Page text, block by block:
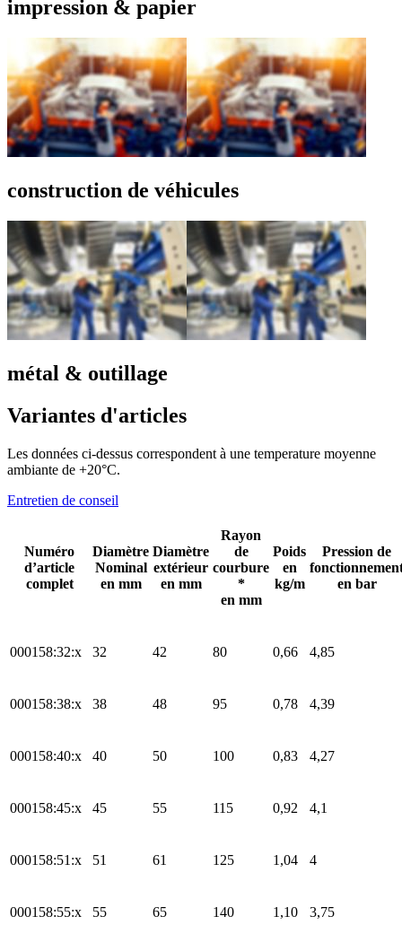
impression & papier
construction de véhicules
métal & outillage
Variantes d'articles
Les données ci-dessus correspondent à une temperature moyenne
ambiante de +20°C.
Entretien de conseil
Numéro
d’article
complet
Diamètre
Nominal
en mm
Diamètre
extérieur
en mm
Rayon
de
courbure
*
en mm
Poids
en
kg/m
Pression de
en bar
000158:32:x 32 42 80 0,66 4,85
000158:38:x 38 48 95 0,78 4,39
000158:40:x 40 50 100 0,83 4,27
000158:45:x 45 55 115 0,92 4,1
000158:51:x 51 61 125 1,04 4
000158:55:x 55 65 140 1,10 3,75